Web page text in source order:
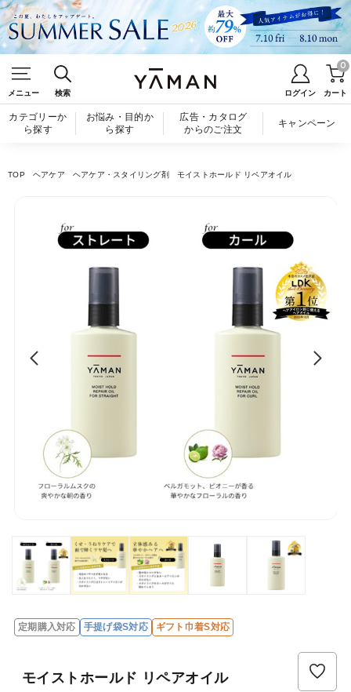
メニュー 検索 ログイン カート
0
カテゴリーか
ら探す
お悩み・目的か
ら探す
広告・カタログ
からのご注文
キャンペーン
TOP ヘアケア ヘアケア・スタイリング剤 モイストホールド リペアオイル
定期購入対応 手提げ袋S対応 ギフト巾着S対応
モイストホールド リペアオイル